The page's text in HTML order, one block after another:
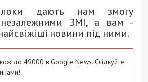
дають нам змогу
незалежними ЗМІ, а вам -
новини під ними.
до 49000 в Google News. Слідкуйте